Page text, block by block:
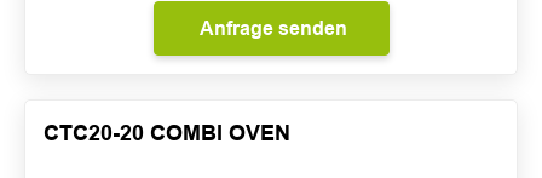
Anfrage senden
CTC20-20 COMBI OVEN